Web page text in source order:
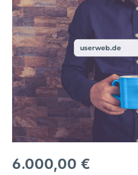
userweb.de
Regulärer Preis:
6.000,00 €